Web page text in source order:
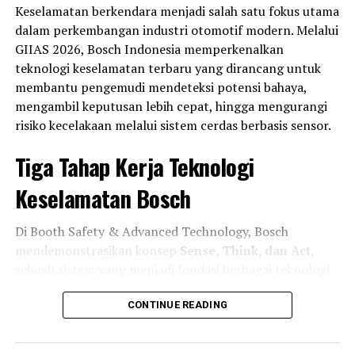
Kental dengan Performa Lebih Buas
Keselamatan berkendara menjadi salah satu fokus utama
dalam perkembangan industri otomotif modern. Melalui
GIIAS 2026, Bosch Indonesia memperkenalkan
teknologi keselamatan terbaru yang dirancang untuk
membantu pengemudi mendeteksi potensi bahaya,
mengambil keputusan lebih cepat, hingga mengurangi
risiko kecelakaan melalui sistem cerdas berbasis sensor.
Tiga Tahap Kerja Teknologi
Keselamatan Bosch
Di Booth Safety & Advanced Technology, Bosch
mendemonstrasikan konsep Sense, Think, dan Act
keselamatan aktif (Active Safety) pada kendaraan
Tahap pertama adalahSense, di mana kendaraan
CONTINUE READING